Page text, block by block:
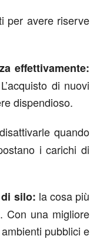
per avere riserve
effettivamente:
di nuovi
dispendioso.
quando
i carichi di
silo: la cosa più
Con una migliore
pubblici e